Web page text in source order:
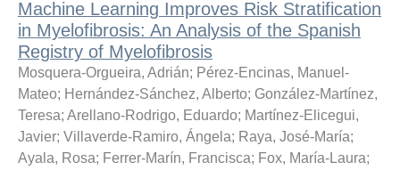
Machine Learning Improves Risk Stratification
in Myelofibrosis: An Analysis of the Spanish
Registry of Myelofibrosis
Mosquera-Orgueira, Adrián; Pérez-Encinas, Manuel-
Mateo; Hernández-Sánchez, Alberto; González-Martínez,
Teresa; Arellano-Rodrigo, Eduardo; Martínez-Elicegui,
Javier; Villaverde-Ramiro, Ángela; Raya, José-María;
Ayala, Rosa; Ferrer-Marín, Francisca; Fox, María-Laura;